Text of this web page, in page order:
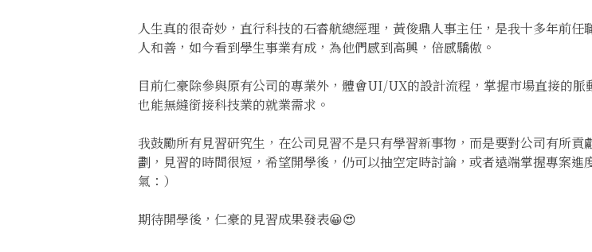
人生真的很奇妙，直行科技的石睿航總經理，黃俊鼎人事主任，是我十多年前
人和善，如今看到學生事業有成，為他們感到高興，倍感驕傲。
目前仁豪除參與原有公司的專業外，體會UI/UX的設計流程，掌握市場直接的
也能無縫銜接科技業的就業需求。
我鼓勵所有見習研究生，在公司見習不是只有學習新事物，而是要對公司有所
劃，見習的時間很短，希望開學後，仍可以抽空定時討論，或者遠端掌握專案
氣：）
期待開學後，仁豪的見習成果發表😀😍